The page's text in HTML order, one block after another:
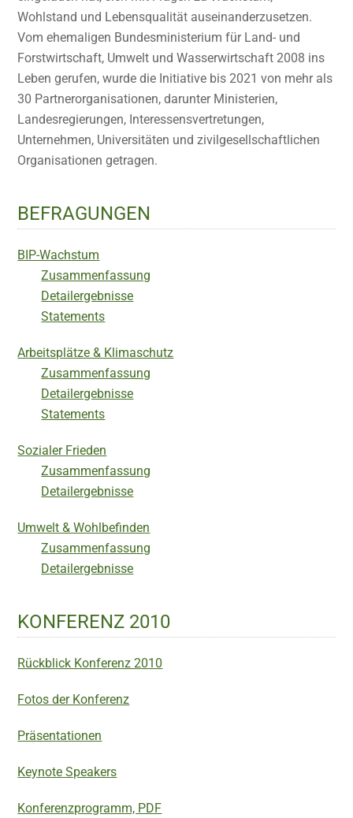
Wohlstand und Lebensqualität auseinanderzusetzen.
Vom ehemaligen Bundesministerium für Land- und
Forstwirtschaft, Umwelt und Wasserwirtschaft 2008 ins
Leben gerufen, wurde die Initiative bis 2021 von mehr als
30 Partnerorganisationen, darunter Ministerien,
Landesregierungen, Interessensvertretungen,
Unternehmen, Universitäten und zivilgesellschaftlichen
Organisationen getragen.
BEFRAGUNGEN
BIP-Wachstum
Zusammenfassung
Detailergebnisse
Statements
Arbeitsplätze & Klimaschutz
Zusammenfassung
Detailergebnisse
Statements
Sozialer Frieden
Zusammenfassung
Detailergebnisse
Umwelt & Wohlbefinden
Zusammenfassung
Detailergebnisse
KONFERENZ 2010
Rückblick Konferenz 2010
Fotos der Konferenz
Präsentationen
Keynote Speakers
Konferenzprogramm, PDF